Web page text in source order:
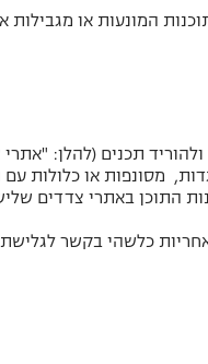
המונעות או מגבילות
תכנים (להלן:
מסונפות או כלולות עם
התוכן באתרי צדדים
אחריות כלשהי בקשר